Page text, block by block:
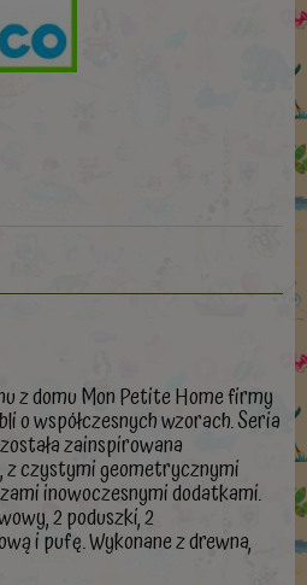
z domu Mon Petite Home firmy
o współczesnych wzorach. Seria
zainspirowana
czystymi geometrycznymi
inowoczesnymi dodatkami.
2 poduszki, 2
i pufę. Wykonane z drewna,